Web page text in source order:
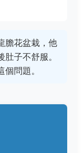
膽花盆栽，他
子不舒服。
問題。